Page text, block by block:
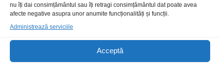
nu îți dai consimțământul sau îți retragi consimțământul dat poate avea
afecte negative asupra unor anumite funcționalități și funcții.
Administrează serviciile
Acceptă
semnal Monacor
Cupru